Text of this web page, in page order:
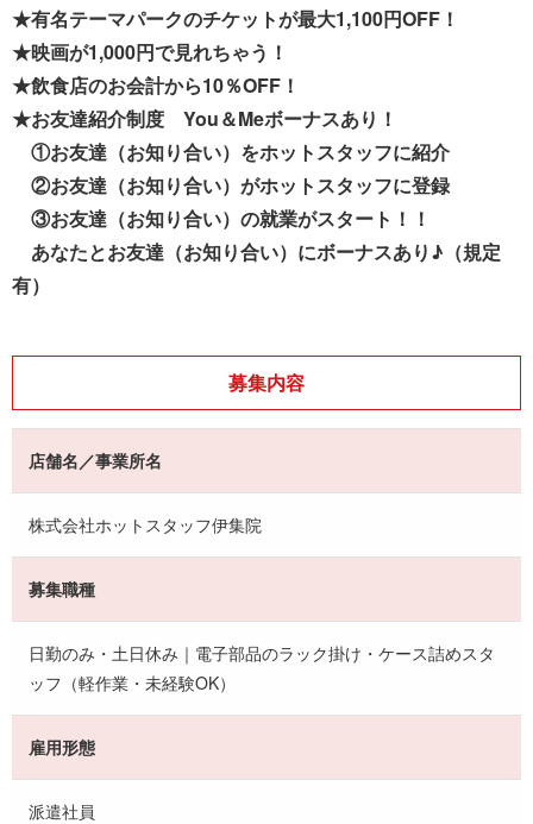
★有名テーマパークのチケットが最大1,100円OFF！
★映画が1,000円で見れちゃう！
★飲食店のお会計から10％OFF！
★お友達紹介制度 You＆Meボーナスあり！
①お友達（お知り合い）をホットスタッフに紹介
②お友達（お知り合い）がホットスタッフに登録
③お友達（お知り合い）の就業がスタート！！
あなたとお友達（お知り合い）にボーナスあり♪（規定
有）
募集内容
店舗名／事業所名
株式会社ホットスタッフ伊集院
募集職種
日勤のみ・土日休み｜電子部品のラック掛け・ケース詰めスタ
ッフ（軽作業・未経験OK）
雇用形態
派遣社員